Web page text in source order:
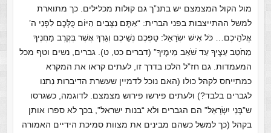
מול הקול המצמצם יש בתנ”ך גם קולות מכלילים. כך מתוארת
למשל ההתייצבות בפני הברית: “אַתֶּם נִצָּבִים הַיּוֹם כֻּלְּכֶם לִפְנֵי ה’
אֱלֹהֵיכֶם… כֹּל אִישׁ יִשְׂרָאֵל: טַפְּכֶם נְשֵׁיכֶם וְגֵרְךָ אֲשֶׁר בְּקֶרֶב מַחֲנֶיךָ
מֵחֹטֵב עֵצֶיךָ עַד שֹׁאֵב מֵימֶיךָ” (דברים כט, ט). גברים, נשים וטף מכל
המעמדות. גם חז”ל הלכו בדרך זו, לעתים קראו את המקרא
כמתייחס לקהל כולו (האם נוכל לדמיין שעשרת הדיברות נִתנו
לגברים בלבד?) ולעתים פירשו פירוש מצמצם. לדוגמה, כשגרסו
ש”בְּנֵי יִשְׂרָאֵל” הם הגברים ולא “בנות ישראל”, בכך לא ספרו אותן
בקהל (כך למשל כשהם מבינים את מצוות סמיכת הידיים האמורה